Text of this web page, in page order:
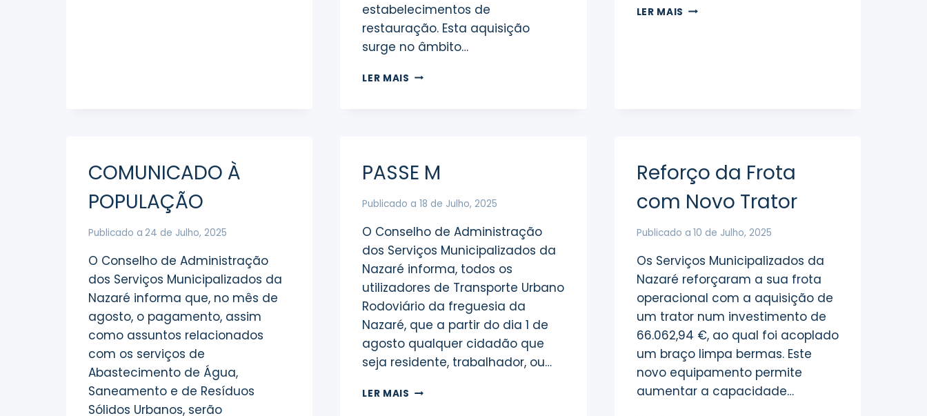
estabelecimentos de
restauração. Esta aquisição
surge no âmbito…
LER MAIS SERVIÇOS
NOVA
PARA
DE
MONSTROS
E
APOIO
À
RECOLHA
DE
BIORRESÍDUOS
LER MAIS CONSULTA
TRANSPORTES
PÚBLICOS
DA
NAZARÉ
COMUNICADO À
POPULAÇÃO
Publicado a 24 de Julho, 2025
O Conselho de Administração
dos Serviços Municipalizados da
Nazaré informa que, no mês de
agosto, o pagamento, assim
como assuntos relacionados
com os serviços de
Abastecimento de Água,
Saneamento e de Resíduos
Sólidos Urbanos, serão
PASSE M
Publicado a 18 de Julho, 2025
O Conselho de Administração
dos Serviços Municipalizados da
Nazaré informa, todos os
utilizadores de Transporte Urbano
Rodoviário da freguesia da
Nazaré, que a partir do dia 1 de
agosto qualquer cidadão que
seja residente, trabalhador, ou…
LER MAIS PASSE
Reforço da Frota
com Novo Trator
Publicado a 10 de Julho, 2025
Os Serviços Municipalizados da
Nazaré reforçaram a sua frota
operacional com a aquisição de
um trator num investimento de
66.062,94 €, ao qual foi acoplado
um braço limpa bermas. Este
novo equipamento permite
aumentar a capacidade…